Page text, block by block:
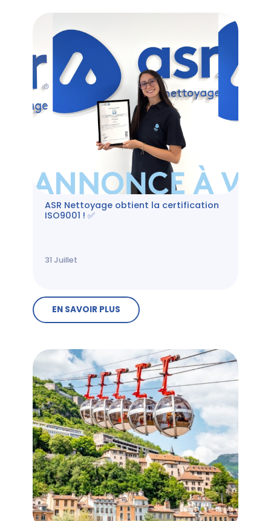
ASR Nettoyage obtient la certification
ISO9001 ! ✅
31 Juillet
EN SAVOIR PLUS